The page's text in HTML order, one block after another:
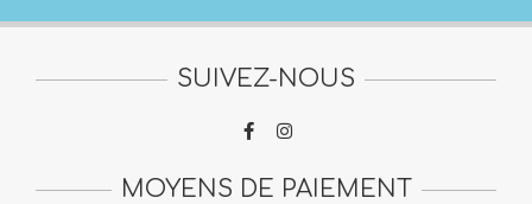
SUIVEZ-NOUS
MOYENS DE PAIEMENT